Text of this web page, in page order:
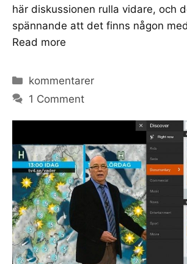
här diskussionen rulla vidare, och
spännande att det finns någon
Read more
Categories
kommentarer
1 Comment